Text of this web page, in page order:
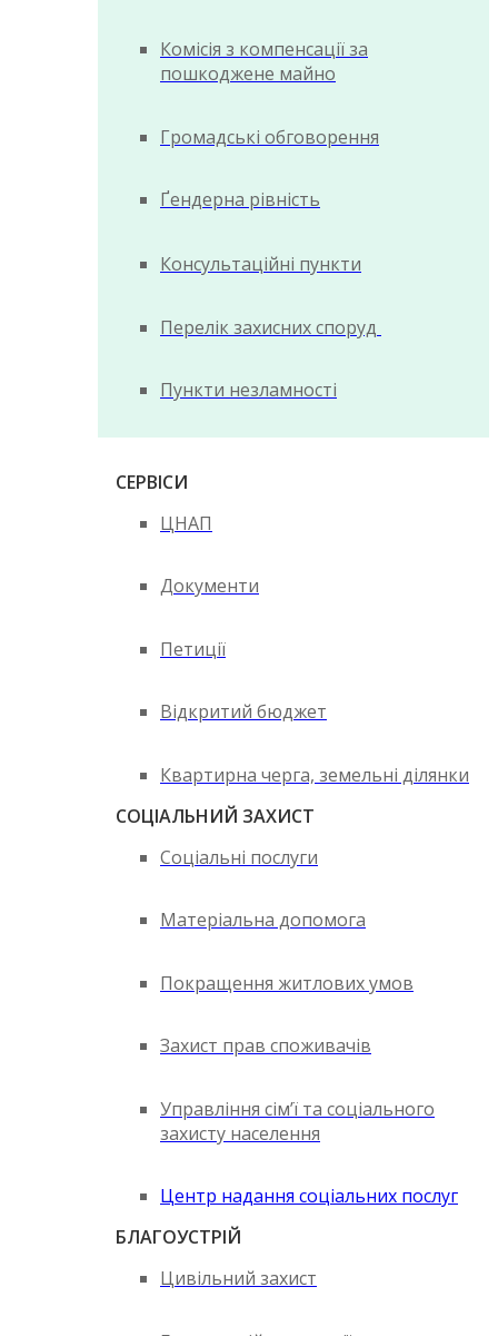
Комісія з компенсації за
пошкоджене майно
Громадські обговорення
Ґендерна рівність
Консультаційні пункти
Перелік захисних споруд
Пункти незламності
СЕРВІСИ
ЦНАП
Документи
Петиції
Відкритий бюджет
Квартирна черга, земельні ділянки
СОЦІАЛЬНИЙ ЗАХИСТ
Соціальні послуги
Матеріальна допомога
Покращення житлових умов
Захист прав споживачів
Управління сім’ї та соціального
захисту населення
Центр надання соціальних послуг
БЛАГОУСТРІЙ
Цивільний захист